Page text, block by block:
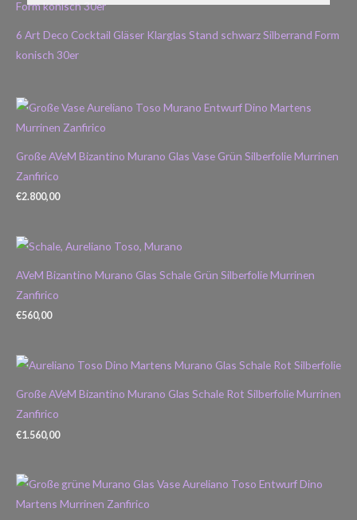
6 Art Deco Cocktail Gläser Klarglas Stand schwarz Silberrand Form
konisch 30er
Große AVeM Bizantino Murano Glas Vase Grün Silberfolie Murrinen
Zanfirico
€2.800,00
AVeM Bizantino Murano Glas Schale Grün Silberfolie Murrinen
Zanfirico
€560,00
Große AVeM Bizantino Murano Glas Schale Rot Silberfolie Murrinen
Zanfirico
€1.560,00